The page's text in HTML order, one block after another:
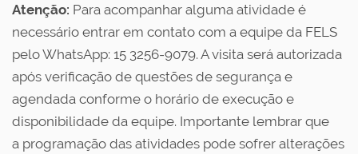
Atenção: Para acompanhar alguma atividade é
necessário entrar em contato com a equipe da FELS
pelo WhatsApp: 15 3256-9079. A visita será autorizada
após verificação de questões de segurança e
agendada conforme o horário de execução e
disponibilidade da equipe. Importante lembrar que
a programação das atividades pode sofrer alterações